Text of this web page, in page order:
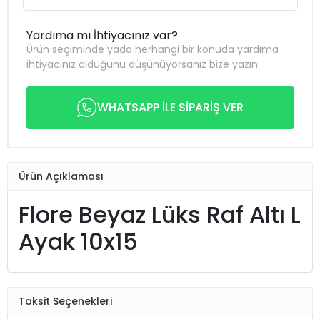
Yardıma mı İhtiyacınız var?
Ürün seçiminde yada herhangi bir konuda yardıma
ihtiyacınız olduğunu düşünüyorsanız bize yazın.
WHATSAPP İLE SİPARİŞ VER
Ürün Açıklaması
Flore Beyaz Lüks Raf Altı L
Ayak 10x15
Taksit Seçenekleri